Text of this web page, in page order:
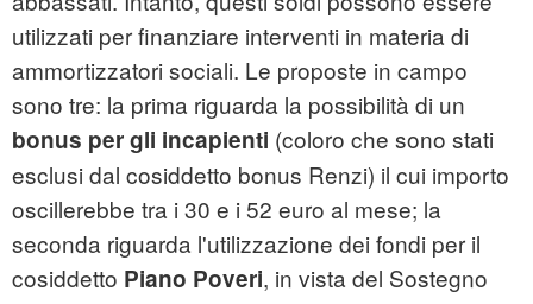
utilizzati per finanziare interventi in materia di
ammortizzatori sociali. Le proposte in campo
sono tre: la prima riguarda la possibilità di un
bonus per gli incapienti (coloro che sono stati
esclusi dal cosiddetto bonus Renzi) il cui importo
oscillerebbe tra i 30 e i 52 euro al mese; la
seconda riguarda l'utilizzazione dei fondi per il
cosiddetto Piano Poveri, in vista del Sostegno